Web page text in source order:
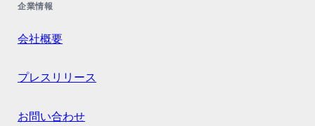
企業情報
会社概要
プレスリリース
お問い合わせ